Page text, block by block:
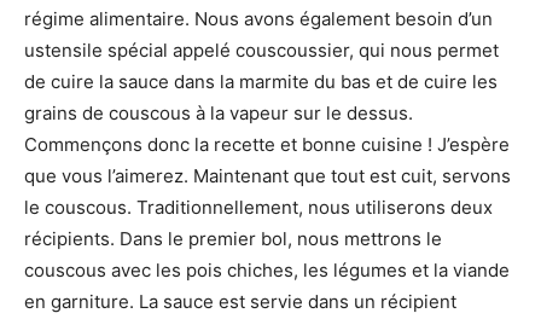
régime alimentaire. Nous avons également besoin d’un
ustensile spécial appelé couscoussier, qui nous permet
de cuire la sauce dans la marmite du bas et de cuire les
grains de couscous à la vapeur sur le dessus.
Commençons donc la recette et bonne cuisine ! J’espère
que vous l’aimerez. Maintenant que tout est cuit, servons
le couscous. Traditionnellement, nous utiliserons deux
récipients. Dans le premier bol, nous mettrons le
couscous avec les pois chiches, les légumes et la viande
en garniture. La sauce est servie dans un récipient